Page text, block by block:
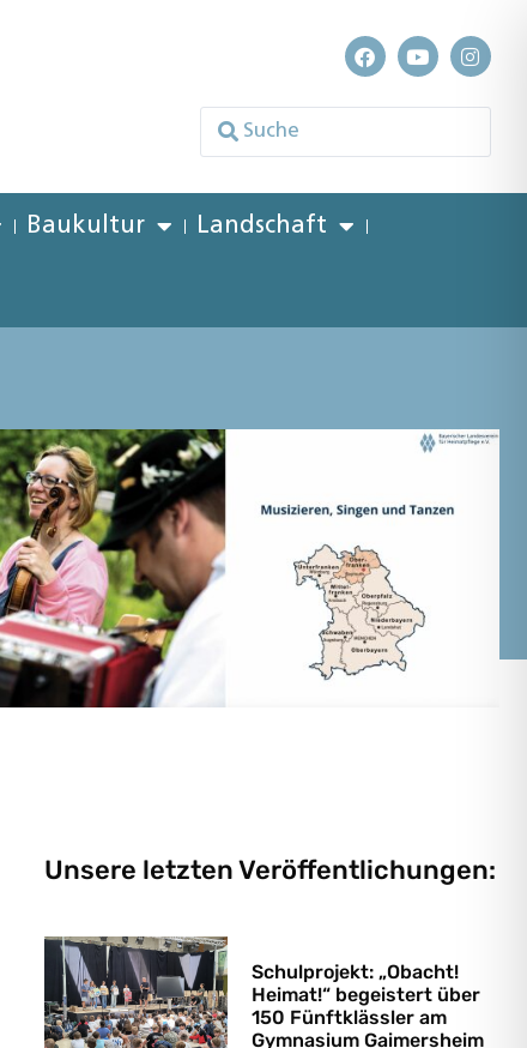
Baukultur
Landschaft
Unsere letzten Veröffentlichungen:
Schulprojekt: „Obacht!
Heimat!“ begeistert über
150 Fünftklässler am
Gymnasium Gaimersheim